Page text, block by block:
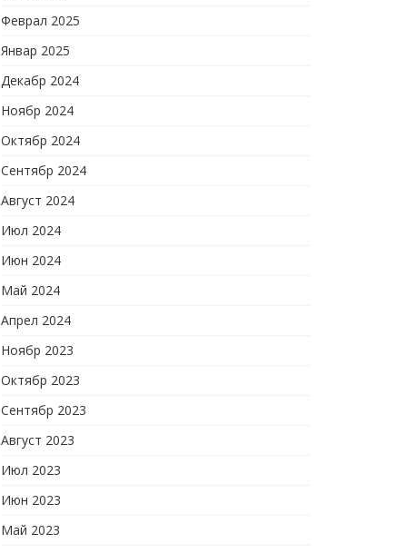
Феврал 2025
Январ 2025
Декабр 2024
Ноябр 2024
Октябр 2024
Сентябр 2024
Август 2024
Июл 2024
Июн 2024
Май 2024
Апрел 2024
Ноябр 2023
Октябр 2023
Сентябр 2023
Август 2023
Июл 2023
Июн 2023
Май 2023